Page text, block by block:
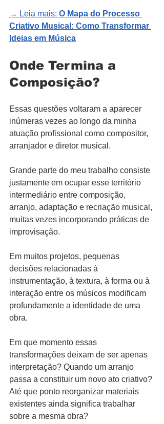
→ Leia mais: O Mapa do Processo
Criativo Musical: Como Transformar
Ideias em Música
Onde Termina a
Composição?
Essas questões voltaram a aparecer
inúmeras vezes ao longo da minha
atuação profissional como compositor,
arranjador e diretor musical.
Grande parte do meu trabalho consiste
justamente em ocupar esse território
intermediário entre composição,
arranjo, adaptação e recriação musical,
muitas vezes incorporando práticas de
improvisação.
Em muitos projetos, pequenas
decisões relacionadas à
instrumentação, à textura, à forma ou à
interação entre os músicos modificam
profundamente a identidade de uma
obra.
Em que momento essas
transformações deixam de ser apenas
interpretação? Quando um arranjo
passa a constituir um novo ato criativo?
Até que ponto reorganizar materiais
existentes ainda significa trabalhar
sobre a mesma obra?